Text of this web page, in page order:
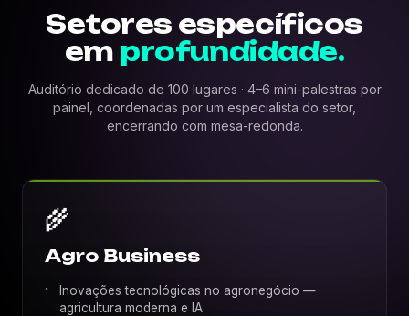
Setores específicos
em profundidade.
Auditório dedicado de 100 lugares · 4–6 mini-palestras por
painel, coordenadas por um especialista do setor,
encerrando com mesa-redonda.
🌾
Agro Business
Inovações tecnológicas no agronegócio —
agricultura moderna e IA